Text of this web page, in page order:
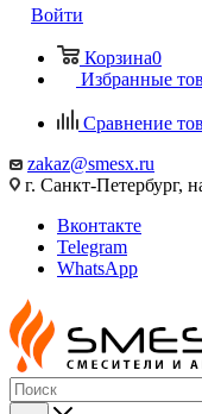
Войти
Корзина0
Избранные
Сравнение
zakaz@smesx.ru
г. Санкт-Петербург,
Вконтакте
Telegram
WhatsApp